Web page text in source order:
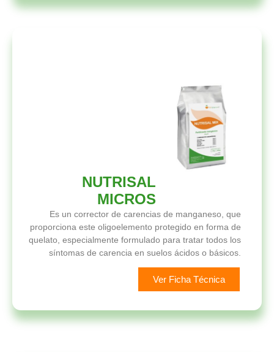
NUTRISAL
MICROS
Es un corrector de carencias de manganeso, que
proporciona este oligoelemento protegido en forma de
quelato, especialmente formulado para tratar todos los
síntomas de carencia en suelos ácidos o básicos.
Ver Ficha Técnica